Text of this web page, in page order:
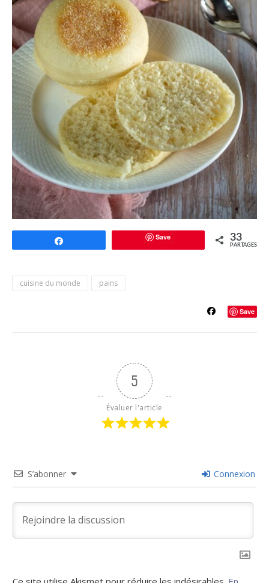
Save 33
PARTAGES
cuisine du monde pains
Save
5
Évaluer l'article
S’abonner Connexion